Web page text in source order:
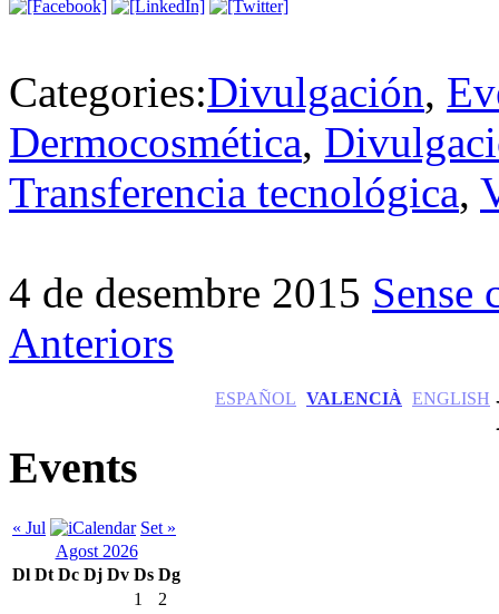
Categories:Divulgación,
Dermocosmética,
Transferencia tecnológica,
4 de desembre 2015 Sense
Anteriors
ESPAÑOL VALENCIÀ ENGLISH
Events
« Jul
Set »
Agost 2026
Dl Dt Dc Dj Dv Ds Dg
1
2